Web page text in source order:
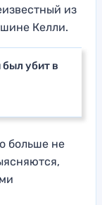
из
Келли.
убит в
больше не